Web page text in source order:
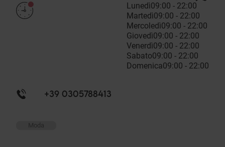
Lunedì09:00 - 22:00
Martedì09:00 - 22:00
Mercoledì09:00 - 22:00
Giovedì09:00 - 22:00
Venerdì09:00 - 22:00
Sabato09:00 - 22:00
Domenica09:00 - 22:00
+39 0305788413
Moda